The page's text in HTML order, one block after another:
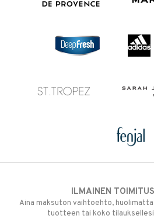
ILMAINEN
Aina maksuton vaihtoehto,
tuotteen tai koko